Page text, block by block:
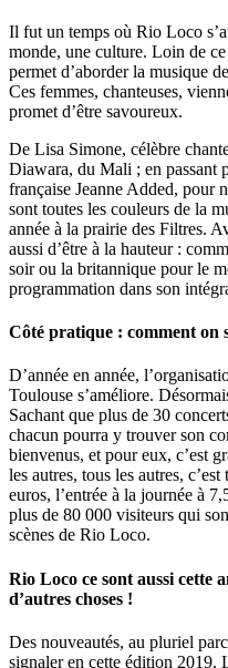
Il fut un temps où Rio Loco
monde, une culture. Loin de
permet d’aborder la musique
Ces femmes, chanteuses,
promet d’être savoureux.
De Lisa Simone, célèbre
Diawara, du Mali ; en passant
française Jeanne Added, pour
sont toutes les couleurs de la
année à la prairie des Filtres.
aussi d’être à la hauteur :
soir ou la britannique pour le
programmation dans son
Côté pratique : comment on
D’année en année,
Toulouse s’améliore.
Sachant que plus de 30
chacun pourra y trouver son
bienvenus, et pour eux, c’est
les autres, tous les autres,
euros, l’entrée à la journée à
plus de 80 000 visiteurs qui
scènes de Rio Loco.
Rio Loco ce sont aussi cette
d’autres choses !
Des nouveautés, au pluriel
signaler en cette édition 2019.